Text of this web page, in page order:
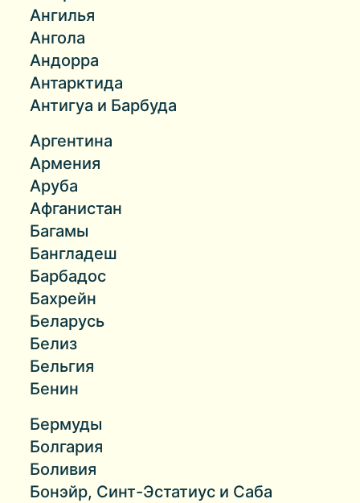
Ангилья
Ангола
Андорра
Антарктида
Антигуа и Барбуда
Аргентина
Армения
Аруба
Афганистан
Багамы
Бангладеш
Барбадос
Бахрейн
Беларусь
Белиз
Бельгия
Бенин
Бермуды
Болгария
Боливия
Бонэйр, Синт-Эстатиус и Саба